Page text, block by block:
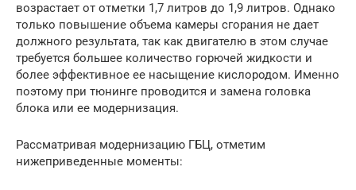
возрастает от отметки 1,7 литров до 1,9 литров. Однако
только повышение объема камеры сгорания не дает
должного результата, так как двигателю в этом случае
требуется большее количество горючей жидкости и
более эффективное ее насыщение кислородом. Именно
поэтому при тюнинге проводится и замена головка
блока или ее модернизация.
Рассматривая модернизацию ГБЦ, отметим
нижеприведенные моменты: